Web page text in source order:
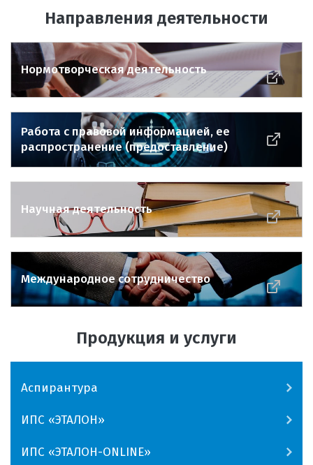
Направления деятельности
Нормотворческая деятельность
Работа с правовой информацией, ее
распространение (предоставление)
Научная деятельность
Международное сотрудничество
Продукция и услуги
Аспирантура
ИПС «ЭТАЛОН»
ИПС «ЭТАЛОН-ONLINE»